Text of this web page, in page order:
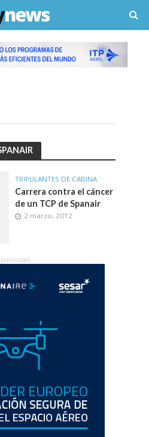
TRIPULANTES DE CABINA
Carrera contra el cáncer
de un TCP de Spanair
2 marzo, 2012